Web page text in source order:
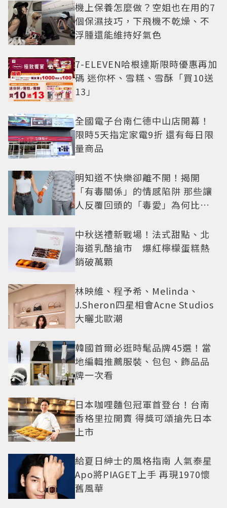
機上保養怎麼做？空姐也在用的7
個保濕技巧，下飛機不乾燥、不
浮腫還能維持好氣色
7-ELEVEN哈根達斯限時優惠再加
碼 迷你杯、雪糕、雪酥「買10送
13」
全國電子台南仁德中山店開幕！
限時5天指定家電9折 還有每日限
量商品
明知道不快樂卻離不開！揭開
「有毒關係」的情感陷阱 那些讓
人反覆回頭的「毒愛」為何比菸
中秋送禮新戰場！法式甜點、北
海道乳酪搶市 爆紅檸檬蛋糕熱
銷破萬顆
林映維、程予希、Melinda、
J.Sheron四星相會Acne Studios
大曬北歐潮
韓國首爾必逛時髦品牌45選！當
地編輯推薦服裝、包包、飾品品
牌一次看
日本咖哩麵包冠軍首登台！台南
香格里拉開賣 得獎可頌搶先日本
上市
給夏日紳士的風格指南 人氣泰星
Apo將PIAGET上手 再現1970懷
舊風華